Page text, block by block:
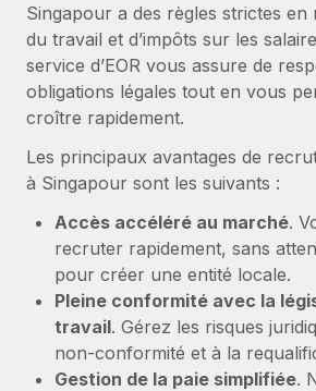
Singapour a des règles strictes en
du travail et d’impôts sur les
service d’EOR vous assure de
obligations légales tout en vous
croître rapidement.
Les principaux avantages de
à Singapour sont les suivants :
Accès accéléré au marché.
recruter rapidement, sans
pour créer une entité locale.
Pleine conformité avec la
travail. Gérez les risques
non‑conformité et à la
Gestion de la paie simplifiée.